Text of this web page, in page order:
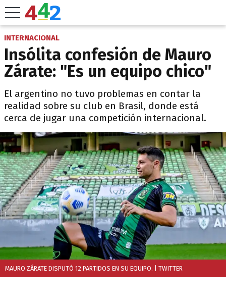
INTERNACIONAL
Insólita confesión de Mauro
Zárate: "Es un equipo chico"
El argentino no tuvo problemas en contar la
realidad sobre su club en Brasil, donde está
cerca de jugar una competición internacional.
MAURO ZÁRATE DISPUTÓ 12 PARTIDOS EN SU EQUIPO. | TWITTER